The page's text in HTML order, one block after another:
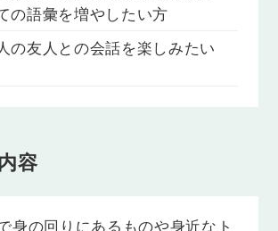
7
をテーマに語彙・フレーズを学習
らを使って講師と会話の練習を行い
日課」をテーマに語彙・フレーズを学
れらを使って講師と会話の練習を行
9
の語彙を増やしたい方
の友人との会話を楽しみたい
容
身の回りにあるものや身近なト